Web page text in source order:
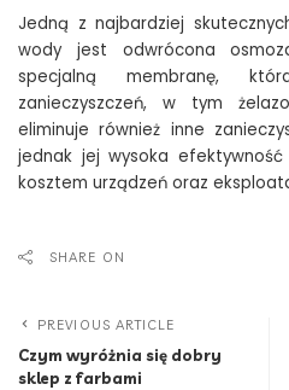
Jedną z najbardziej
wody jest odwrócona
specjalną membranę,
zanieczyszczeń, w tym
eliminuje również inne
jednak jej wysoka
kosztem urządzeń oraz
SHARE ON
PREVIOUS ARTICLE
Czym wyróżnia się dobry
sklep z farbami